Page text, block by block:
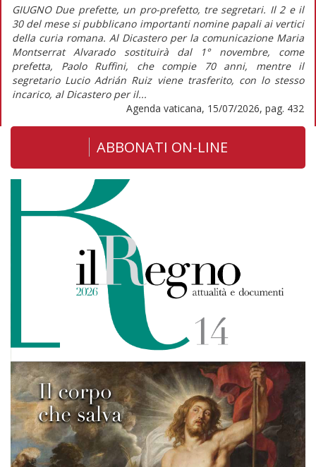
GIUGNO Due prefette, un pro-prefetto, tre segretari. Il 2 e il
30 del mese si pubblicano importanti nomine papali ai vertici
della curia romana. Al Dicastero per la comunicazione Maria
Montserrat Alvarado sostituirà dal 1° novembre, come
prefetta, Paolo Ruffini, che compie 70 anni, mentre il
segretario Lucio Adrián Ruiz viene trasferito, con lo stesso
incarico, al Dicastero per il...
Agenda vaticana, 15/07/2026, pag. 432
ABBONATI ON-LINE